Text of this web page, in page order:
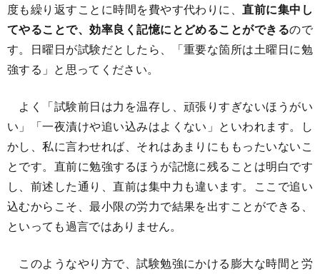
度も繰り返すことに時間を費やす代わりに、直前に集中し
てやることで、効率良く記憶にとどめることができるので
す。日曜日が試験だとしたら、「重要な箇所は土曜日に勉
強する」と思ってください。
よく「試験前日は力を温存し、頑張りすぎないほうがい
い」「一夜漬けや追い込みはよくない」といわれます。し
かし、私に言わせれば、それはあまりにももったいないこ
とです。直前に勉強するほうが記憶に残ることは明白です
し、前述した通り、直前は集中力も違います。ここで追い
込むからこそ、最小限の労力で結果を出すことができる、
といっても過言ではありません。
このようなやり方で、試験勉強にかける膨大な時間と労